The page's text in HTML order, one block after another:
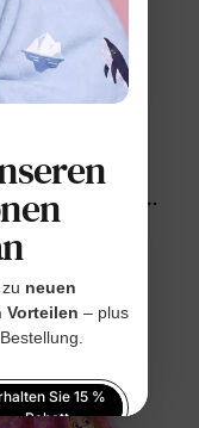
Kleinkind 2-
Badeanzug-Set
Blau
$21.99
neuen
Vorteilen – plus
Sie 15 %
Rabatt